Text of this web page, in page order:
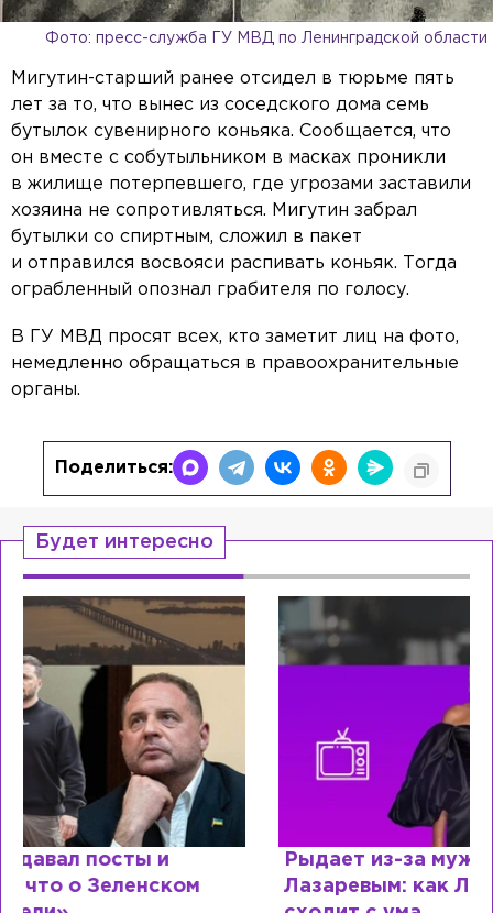
Фото: пресс-служба ГУ МВД по Ленинградской области
Мигутин-старший ранее отсидел в тюрьме пять
лет за то, что вынес из соседского дома семь
бутылок сувенирного коньяка. Сообщается, что
он вместе с собутыльником в масках проникли
в жилище потерпевшего, где угрозами заставили
хозяина не сопротивляться. Мигутин забрал
бутылки со спиртным, сложил в пакет
и отправился восвояси распивать коньяк. Тогда
ограбленный опознал грабителя по голосу.
В ГУ МВД просят всех, кто заметит лиц на фото,
немедленно обращаться в правоохранительные
органы.
Поделиться:
Будет интересно
Рыдает из-за мужа, но опять флиртует с
Лазаревым: как Лера Кудрявцева